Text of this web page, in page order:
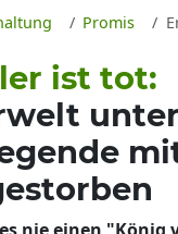
Promis
ist tot: